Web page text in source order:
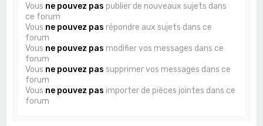
Vous ne pouvez pas publier de nouveaux sujets dans
ce forum
Vous ne pouvez pas répondre aux sujets dans ce
forum
Vous ne pouvez pas modifier vos messages dans ce
forum
Vous ne pouvez pas supprimer vos messages dans ce
forum
Vous ne pouvez pas importer de pièces jointes dans ce
forum